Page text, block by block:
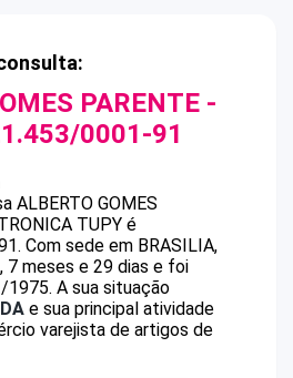
PARENTE -
0001-91
ALBERTO GOMES
TUPY é
. Com sede em BRASILIA,
7 meses e 29 dias e foi
1975. A sua situação
e sua principal atividade
varejista de artigos de